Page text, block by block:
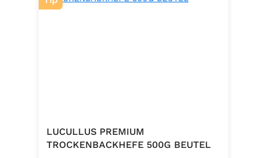
LUCULLUS PREMIUM
TROCKENBACKHEFE 500G BEUTEL